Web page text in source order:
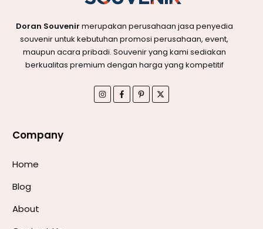
Doran Souvenir merupakan perusahaan jasa penyedia
souvenir untuk kebutuhan promosi perusahaan, event,
maupun acara pribadi. Souvenir yang kami sediakan
berkualitas premium dengan harga yang kompetitif
Company
Home
Blog
About